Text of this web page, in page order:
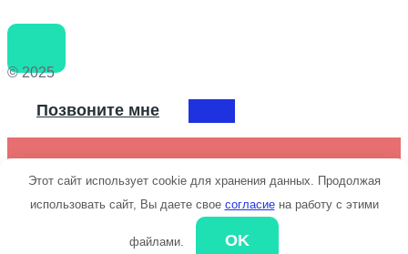
© 2025
Позвоните мне
+79043698209
Этот сайт использует cookie для хранения данных. Продолжая
использовать сайт, Вы даете свое согласиена работу с этими
файлами. OK